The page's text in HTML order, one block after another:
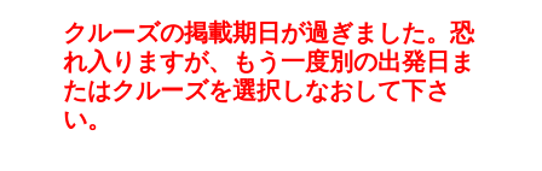
クルーズの掲載期日が過ぎました。恐
れ入りますが、もう一度別の出発日ま
たはクルーズを選択しなおして下さ
い。